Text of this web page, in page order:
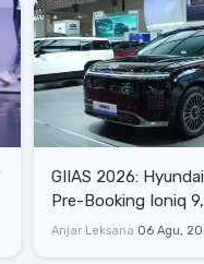
GIIAS 2026:
Pre-Booking Ioniq
Rp1,49 Miliar
Anjar Leksana 06 Agu,